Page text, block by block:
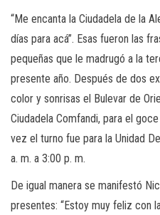
“Me encanta la Ciudadela de la
días para acá”. Esas fueron las
pequeñas que le madrugó a la
presente año. Después de dos
color y sonrisas el Bulevar de
Ciudadela Comfandi, para el
vez el turno fue para la Unidad
a. m. a 3:00 p. m.
De igual manera se manifestó
presentes: “Estoy muy feliz con